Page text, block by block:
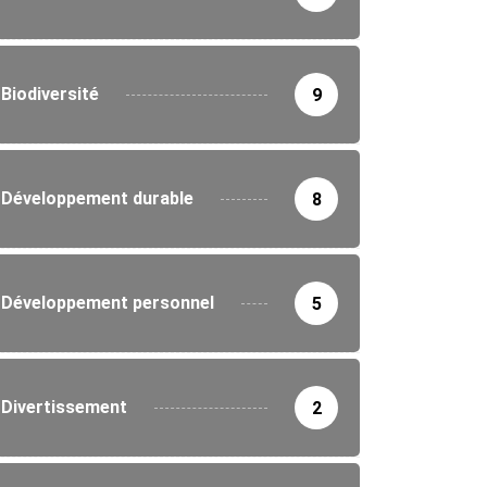
nationale de reboisement au Togo :...
2026
Biodiversité 9
Développement durable 8
Développement personnel 5
Divertissement 2